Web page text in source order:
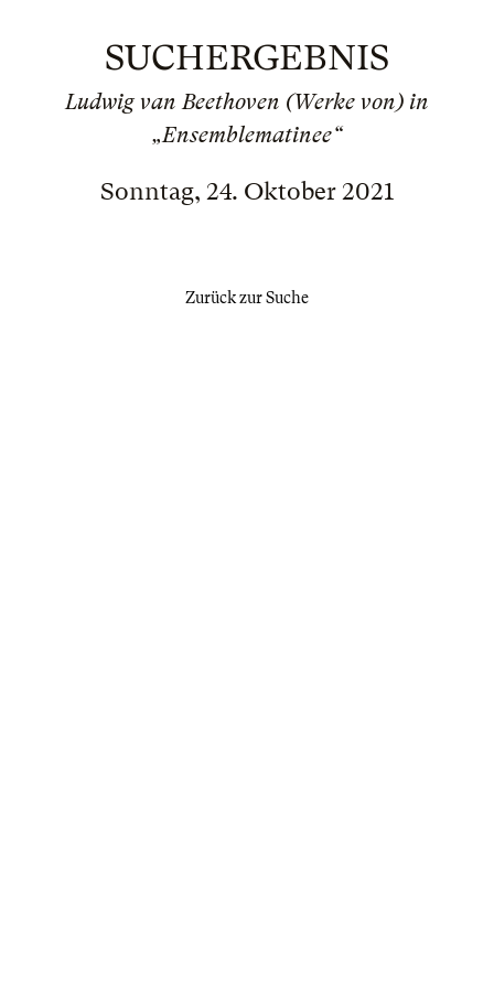
SUCHERGEBNIS
Ludwig van Beethoven (Werke von) in
„Ensemblematinee“
Sonntag, 24. Oktober 2021
Zurück zur Suche